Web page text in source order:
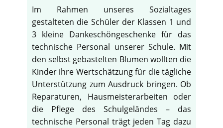
Im Rahmen unseres Sozialtages
gestalteten die Schüler der Klassen 1 und
3 kleine Dankeschöngeschenke für das
technische Personal unserer Schule. Mit
den selbst gebastelten Blumen wollten die
Kinder ihre Wertschätzung für die tägliche
Unterstützung zum Ausdruck bringen. Ob
Reparaturen, Hausmeisterarbeiten oder
die Pflege des Schulgeländes – das
technische Personal trägt jeden Tag dazu